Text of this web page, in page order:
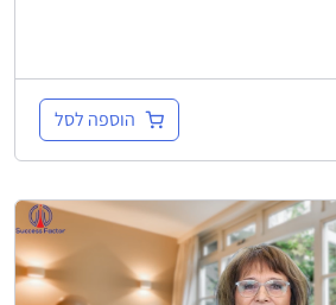
הוספה לסל